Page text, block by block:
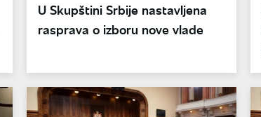
U Skupštini Srbije nastavljena
rasprava o izboru nove vlade